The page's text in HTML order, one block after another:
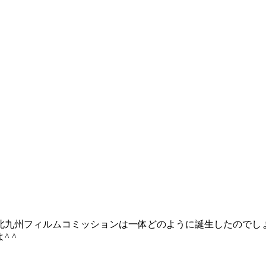
州フィルムコミッションは一体どのように誕生したのでし
^ ^